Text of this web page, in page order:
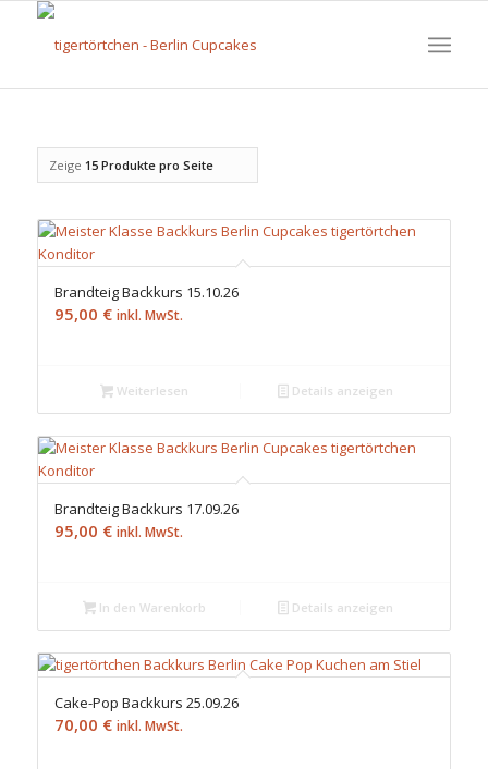
Zeige 15 Produkte pro Seite
Brandteig Backkurs 15.10.26
95,00 € inkl. MwSt.
Weiterlesen Details anzeigen
Brandteig Backkurs 17.09.26
95,00 € inkl. MwSt.
In den Warenkorb Details anzeigen
Cake-Pop Backkurs 25.09.26
70,00 € inkl. MwSt.